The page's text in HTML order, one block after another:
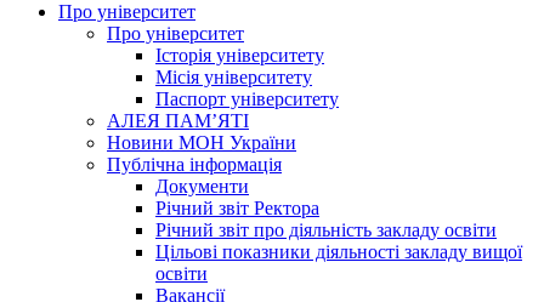
Про університет
Про університет
Історія університету
Місія університету
Паспорт університету
АЛЕЯ ПАМ’ЯТІ
Новини МОН України
Публічна інформація
Документи
Річний звіт Ректора
Річний звіт про діяльність закладу освіти
Цільові показники діяльності закладу вищої
освіти
Вакансії